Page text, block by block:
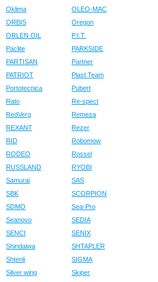
Oklima
OLEO-MAC
ORBIS
Oregon
ORLEN OIL
P.I.T.
Paclite
PARKSIDE
PARTISAN
Partner
PATRIOT
Plast Team
Portotecnica
Pubert
Rato
Re-spect
RedVerg
Remeza
REXANT
Rezer
RID
Robomow
RODEO
Rossel
RUSSLAND
RYOBI
Samurai
SAS
SBK
SCORPION
SDMO
Sea-Pro
Seanovo
SEDIA
SENCI
SENIX
Shindaiwa
SHTAPLER
Shtenli
SIGMA
Silver wing
Skiper